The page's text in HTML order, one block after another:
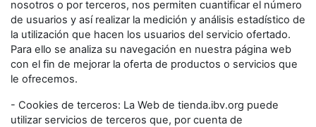
nosotros o por terceros, nos permiten cuantificar el número
de usuarios y así realizar la medición y análisis estadístico de
la utilización que hacen los usuarios del servicio ofertado.
Para ello se analiza su navegación en nuestra página web
con el fin de mejorar la oferta de productos o servicios que
le ofrecemos.
- Cookies de terceros: La Web de tienda.ibv.org puede
utilizar servicios de terceros que, por cuenta de